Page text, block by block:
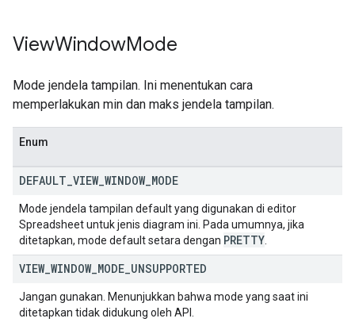
ViewWindowMode
Mode jendela tampilan. Ini menentukan cara
memperlakukan min dan maks jendela tampilan.
Enum
DEFAULT VIEW_ WINDOW_ MODE
Mode jendela tampilan default yang digunakan di editor
Spreadsheet untuk jenis diagram ini. Pada umumnya, jika
ditetapkan, mode default setara dengan PRETTY
VIEW_ WINDOW_ MODE UNSUPPORTED
Jangan gunakan. Menunjukkan bahwa mode yang saat ini
ditetapkan tidak didukung oleh API.